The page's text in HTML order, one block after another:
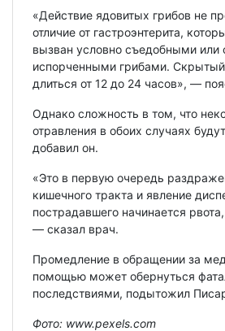
«Действие ядовитых грибов не
отличие от гастроэнтерита,
вызван условно съедобными
испорченными грибами.
длиться от 12 до 24 часов», —
Однако сложность в том, что
отравления в обоих случаях
добавил он.
«Это в первую очередь
кишечного тракта и явление
пострадавшего начинается
— сказал врач.
Промедление в обращении за
помощью может обернуться
последствиями, подытожил
Фото: www.pexels.com